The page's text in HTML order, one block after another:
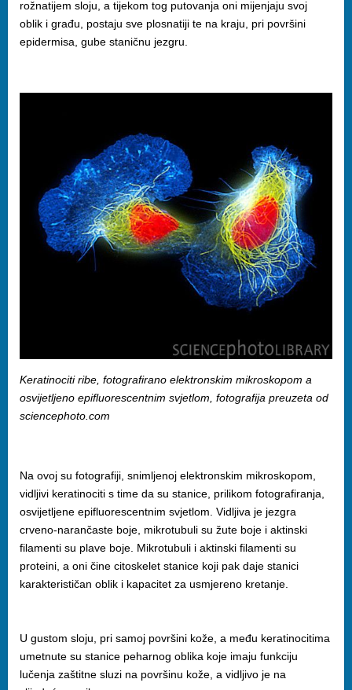
rožnatijem sloju, a tijekom tog putovanja oni mijenjaju svoj
oblik i građu, postaju sve plosnatiji te na kraju, pri površini
epidermisa, gube staničnu jezgru.
Keratinociti ribe, fotografirano elektronskim mikroskopom a
osvijetljeno epifluorescentnim svjetlom, fotografija preuzeta od
sciencephoto.com
Na ovoj su fotografiji, snimljenoj elektronskim mikroskopom,
vidljivi keratinociti s time da su stanice, prilikom fotografiranja,
osvijetljene epifluorescentnim svjetlom. Vidljiva je jezgra
crveno-narančaste boje, mikrotubuli su žute boje i aktinski
filamenti su plave boje. Mikrotubuli i aktinski filamenti su
proteini, a oni čine citoskelet stanice koji pak daje stanici
karakterističan oblik i kapacitet za usmjereno kretanje.
U gustom sloju, pri samoj površini kože, a među keratinocitima
umetnute su stanice peharnog oblika koje imaju funkciju
lučenja zaštitne sluzi na površinu kože, a vidljivo je na